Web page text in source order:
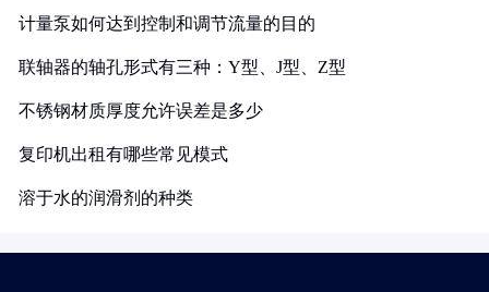
计量泵如何达到控制和调节流量的目的
联轴器的轴孔形式有三种：Y型、J型、Z型
不锈钢材质厚度允许误差是多少
复印机出租有哪些常见模式
溶于水的润滑剂的种类